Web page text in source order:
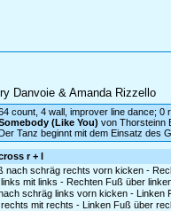
Danvoie & Amanda Rizzello
count, 4 wall, improver line dance; 0
(Like You) von Thorsteinn
Tanz beginnt mit dem Einsatz des
r + l
nach schräg rechts vorn kicken -
mit links - Rechten Fuß über
schräg links vorn kicken - Linken
mit rechts - Linken Fuß über